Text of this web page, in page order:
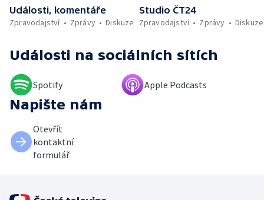
Události, komentáře
Zpravodajství
Zprávy Diskuze
Studio ČT24
Zpravodajství
Zprávy Diskuze
Události na sociálních sítích
Spotify Apple Podcasts
Napište nám
Otevřít
kontaktní
formulář